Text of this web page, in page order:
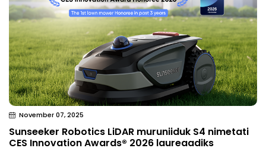
November 07, 2025
Sunseeker Robotics LiDAR muruniiduk S4 nimetati
CES Innovation Awards® 2026 laureaadiks